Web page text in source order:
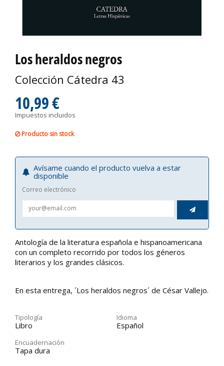
Los heraldos negros
Colección Cátedra 43
10,99 €
Impuestos incluidos
Producto sin stock
Avísame cuando el producto vuelva a estar
disponible
Correo electrónico

Antología de la literatura española e hispanoamericana
con un completo recorrido por todos los géneros
literarios y los grandes clásicos.
En esta entrega, ´Los heraldos negros´ de César Vallejo.
Tipología
Libro
Idioma
Español
Encuadernación
Tapa dura